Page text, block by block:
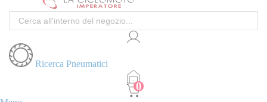
Cerca
Ricerca Pneumatici